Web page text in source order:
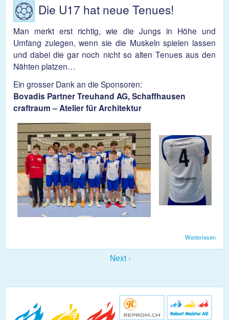
Die U17 hat neue Tenues!
Man merkt erst richtig, wie die Jungs in Höhe und
Umfang zulegen, wenn sie die Muskeln spielen lassen
und dabei die gar noch nicht so alten Tenues aus den
Nähten platzen…
Ein grosser Dank an die Sponsoren:
Bovadis Partner Treuhand AG, Schaffhausen
craftraum – Atelier für Architektur
Weiterlesen
Next ›